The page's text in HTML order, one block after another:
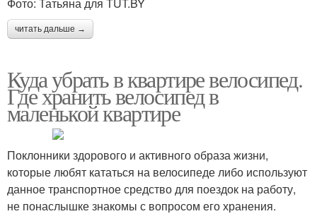
читать дальше →
Куда убрать в квартире велосипед.
Где хранить велосипед в
маленькой квартире
Поклонники здорового и активного образа жизни,
которые любят кататься на велосипеде либо используют
данное транспортное средство для поездок на работу,
не понаслышке знакомы с вопросом его хранения.